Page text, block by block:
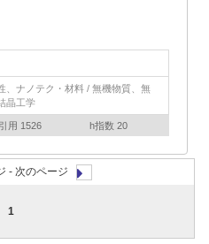
、ナノテク・材料 / 無機物質、無
晶工学
引用 1526 h指数 20
- 次のページ
1